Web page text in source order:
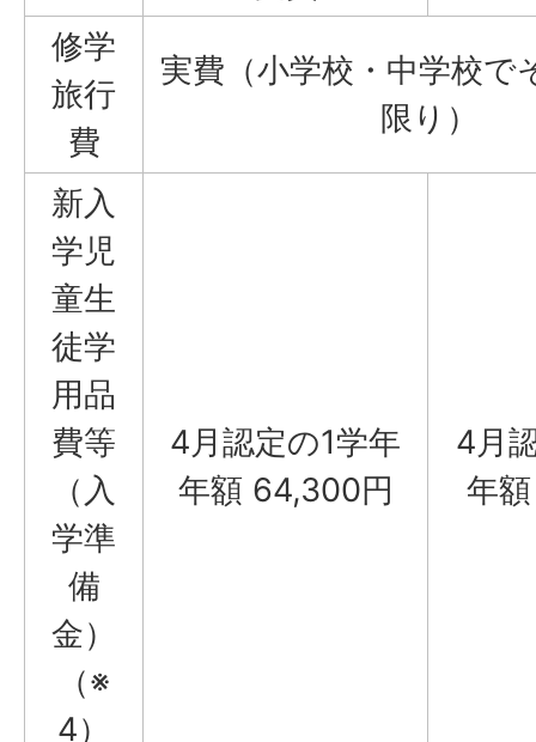
修学
旅行
費
実費（小学校・中学校で
限り）
新入
学児
童生
徒学
用品
費等
（入
学準
備
金）
（※
4）
4月認定の1学年
年額 64,300円
4月
年